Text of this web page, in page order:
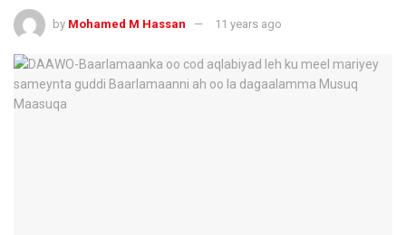
by Mohamed M Hassan 11 years ago